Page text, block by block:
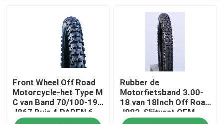
Front Wheel Off Road
Motorcycle-het Type M
C van Band 70/100-19
J867 Buis 4 PAREN 6
PAREN TT
Rubber de
Motorfietsband 3.00-
18 van 18Inch Off Road
J883-Slijtvast OEM